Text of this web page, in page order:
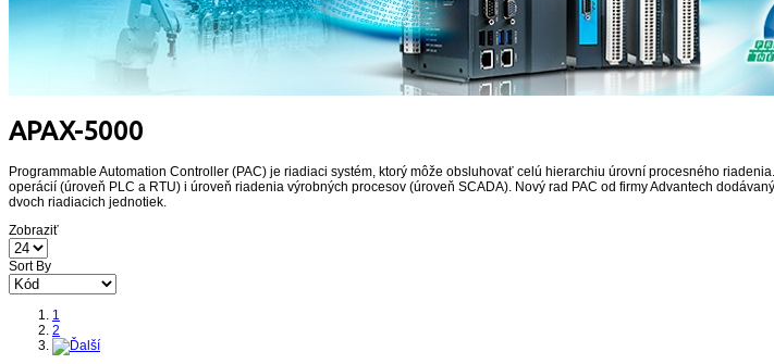
APAX-5000
Programmable Automation Controller (PAC) je riadiaci systém, ktorý môže obsluhovať celú hierarchiu úrovní procesného
operácií (úroveň PLC a RTU) i úroveň riadenia výrobných procesov (úroveň SCADA). Nový rad PAC od firmy Advantech
dvoch riadiacich jednotiek.
Zobraziť
Sort By
1
2